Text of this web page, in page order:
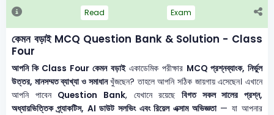
Read Exam
কেমন বড়াই MCQ Question Bank & Solution - Class
Four
আপনি কি Class Four কেমন বড়াইএকাডেমিক পরীক্ষার MCQ প্রশ্নব্যাংক, নির্ভুল
উত্তর, মানসম্মত ব্যাখ্যা ও সমাধানখুঁজছেন? তাহলে আপনি সঠিক জায়গায় এসেছেন। এখানে
আপনি পাবেন Question Bank, যেখানে রয়েছে বিগত সকল সালের প্রশ্ন,
অধ্যায়ভিত্তিক প্র্যাকটিস, AI ডাউট সলভিং এবং রিয়েল এক্সাম অভিজ্ঞতা— যা আপনার